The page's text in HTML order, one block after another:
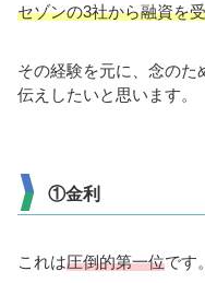
セゾンの3社から融資を
その経験を元に、念のた
伝えしたいと思います。
①金利
これは圧倒的第一位です